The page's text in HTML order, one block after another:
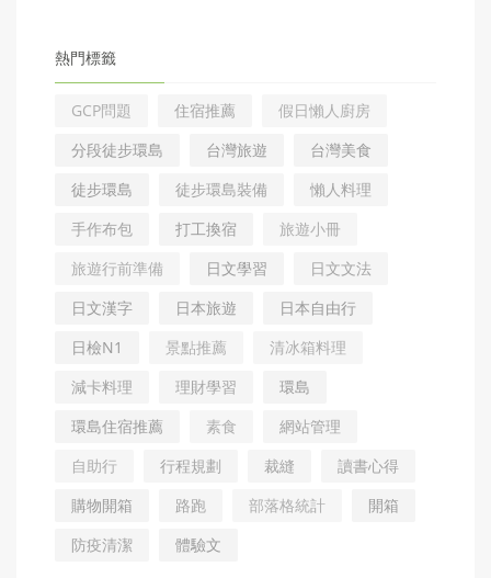
熱門標籤
GCP問題 住宿推薦
假日懶人廚房
分段徒步環島
台灣旅遊
台灣美食
徒步環島
徒步環島裝備
懶人料理
手作布包
打工換宿
旅遊小冊
旅遊行前準備
日文學習
日文文法
日文漢字
日本旅遊
日本自由行
日檢N1
景點推薦
清冰箱料理
減卡料理
理財學習
環島
環島住宿推薦
素食
網站管理
自助行
行程規劃 裁縫
讀書心得
購物開箱
路跑 部落格統計
開箱
防疫清潔
體驗文